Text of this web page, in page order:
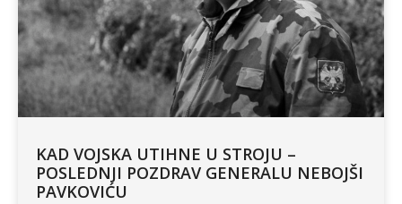
KAD VOJSKA UTIHNE U STROJU –
POSLEDNJI POZDRAV GENERALU NEBOJŠI
PAVKOVIĆU